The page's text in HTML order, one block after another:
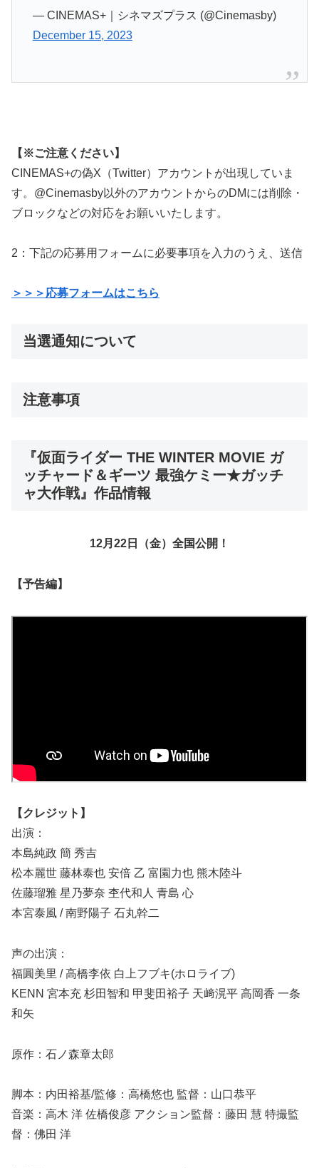
— CINEMAS+｜シネマズプラス (@Cinemasby)
December 15, 2023
【※ご注意ください】
CINEMAS+の偽X（Twitter）アカウントが出現していま
す。@Cinemasby以外のアカウントからのDMには削除・
ブロックなどの対応をお願いいたします。
2：下記の応募用フォームに必要事項を入力のうえ、送信
＞＞＞応募フォームはこちら
当選通知について
注意事項
『仮面ライダー THE WINTER MOVIE ガ
ッチャード＆ギーツ 最強ケミー★ガッチ
ャ大作戦』作品情報
12月22日（金）全国公開！
【予告編】
【クレジット】
出演：
本島純政 簡 秀吉
松本麗世 藤林泰也 安倍 乙 富園力也 熊木陸斗
佐藤瑠雅 星乃夢奈 杢代和人 青島 心
本宮泰風 / 南野陽子 石丸幹二
声の出演：
福圓美里 / 高橋李依 白上フブキ(ホロライブ)
KENN 宮本充 杉田智和 甲斐田裕子 天﨑滉平 高岡香 一条
和矢
原作：石ノ森章太郎
脚本：内田裕基/監修：高橋悠也 監督：山口恭平
音楽：高木 洋 佐橋俊彦 アクション監督：藤田 慧 特撮監
督：佛田 洋